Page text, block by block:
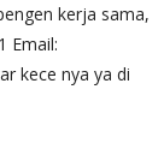
kerja sama,
Email:
kece nya ya di